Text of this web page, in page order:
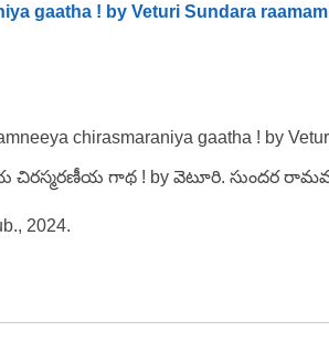
gaatha ! by Veturi Sundara
chirasmaraniya gaatha ! by
గాథ ! by వెటూరి. సుందర
2024.